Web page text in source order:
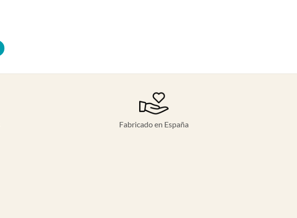
Fabricado en España